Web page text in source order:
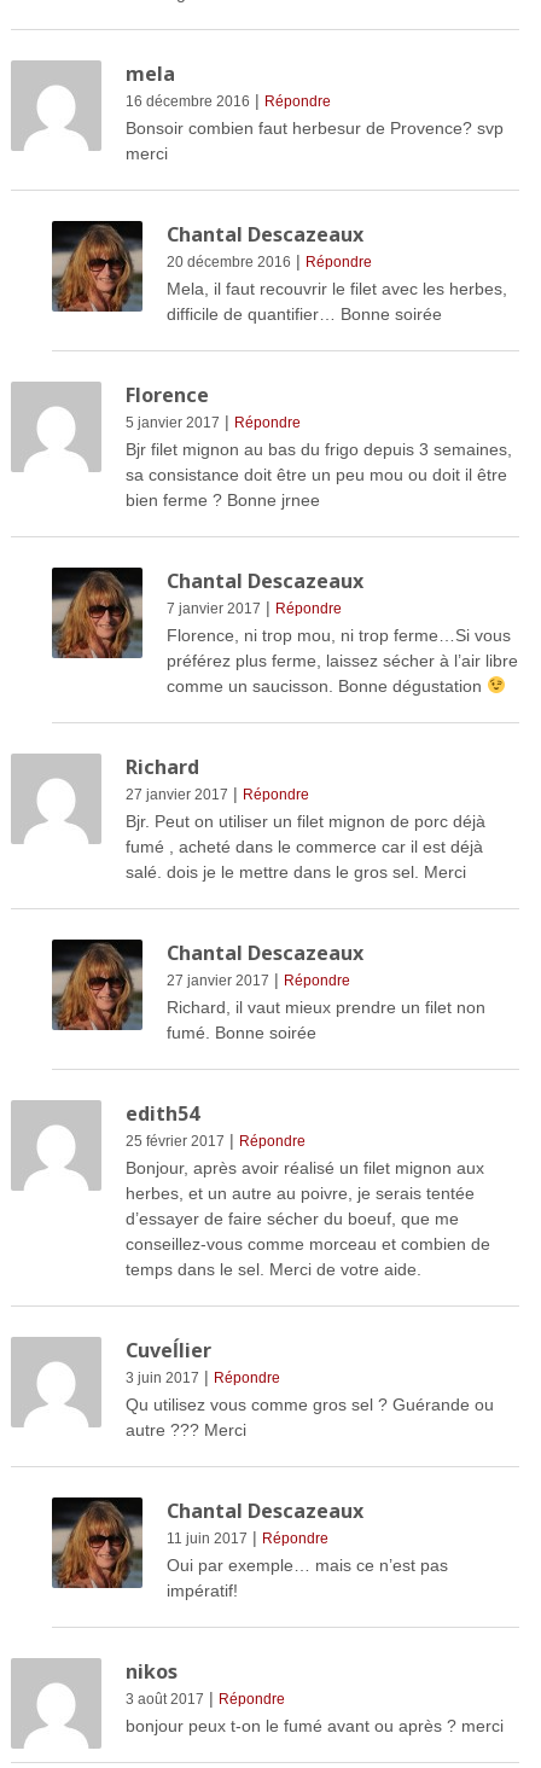
mela
16 décembre 2016 | Répondre
Bonsoir combien faut herbesur de Provence? svp
merci
Chantal Descazeaux
20 décembre 2016 | Répondre
Mela, il faut recouvrir le filet avec les herbes,
difficile de quantifier… Bonne soirée
Florence
5 janvier 2017 | Répondre
Bjr filet mignon au bas du frigo depuis 3 semaines,
sa consistance doit être un peu mou ou doit il être
bien ferme ? Bonne jrnee
Chantal Descazeaux
7 janvier 2017 | Répondre
Florence, ni trop mou, ni trop ferme…Si vous
préférez plus ferme, laissez sécher à l’air libre
comme un saucisson. Bonne dégustation
Richard
27 janvier 2017 | Répondre
Bjr. Peut on utiliser un filet mignon de porc déjà
fumé , acheté dans le commerce car il est déjà
salé. dois je le mettre dans le gros sel. Merci
Chantal Descazeaux
27 janvier 2017 | Répondre
Richard, il vaut mieux prendre un filet non
fumé. Bonne soirée
edith54
25 février 2017 | Répondre
Bonjour, après avoir réalisé un filet mignon aux
herbes, et un autre au poivre, je serais tentée
d’essayer de faire sécher du boeuf, que me
conseillez-vous comme morceau et combien de
temps dans le sel. Merci de votre aide.
Cuveĺlier
3 juin 2017 | Répondre
Qu utilisez vous comme gros sel ? Guérande ou
autre ??? Merci
Chantal Descazeaux
11 juin 2017 | Répondre
Oui par exemple… mais ce n’est pas
impératif!
nikos
3 août 2017 | Répondre
bonjour peux t-on le fumé avant ou après ? merci